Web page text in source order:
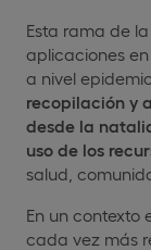
Esta rama de
aplicaciones
a nivel
recopilación y
desde la
uso de los
salud,
En un contexto
cada vez más